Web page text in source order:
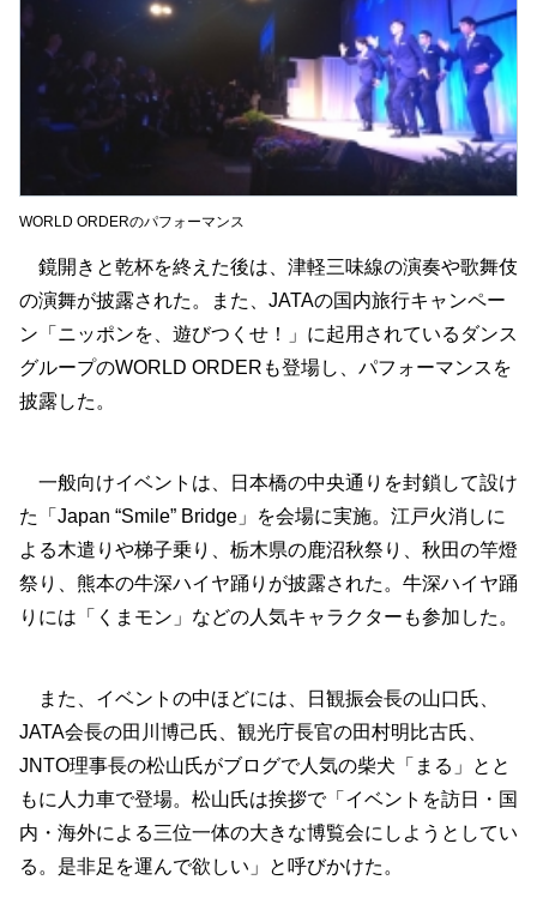
WORLD ORDERのパフォーマンス
鏡開きと乾杯を終えた後は、津軽三味線の演奏や歌舞伎
の演舞が披露された。また、JATAの国内旅行キャンペー
ン「ニッポンを、遊びつくせ！」に起用されているダンス
グループのWORLD ORDERも登場し、パフォーマンスを
披露した。
一般向けイベントは、日本橋の中央通りを封鎖して設け
た「Japan “Smile” Bridge」を会場に実施。江戸火消しに
よる木遣りや梯子乗り、栃木県の鹿沼秋祭り、秋田の竿燈
祭り、熊本の牛深ハイヤ踊りが披露された。牛深ハイヤ踊
りには「くまモン」などの人気キャラクターも参加した。
また、イベントの中ほどには、日観振会長の山口氏、
JATA会長の田川博己氏、観光庁長官の田村明比古氏、
JNTO理事長の松山氏がブログで人気の柴犬「まる」とと
もに人力車で登場。松山氏は挨拶で「イベントを訪日・国
内・海外による三位一体の大きな博覧会にしようとしてい
る。是非足を運んで欲しい」と呼びかけた。